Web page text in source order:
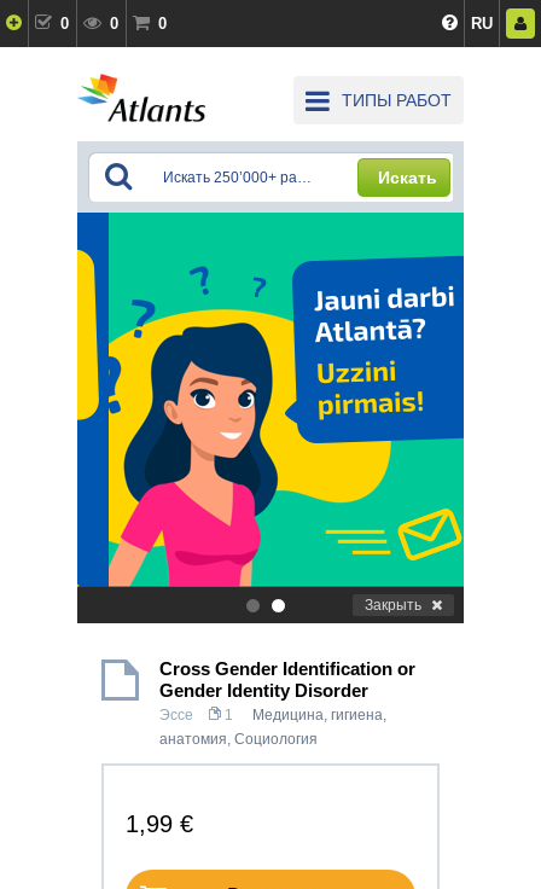
0 0 0 RU
ТИПЫ РАБОТ
Искать
. Закрыть
Cross Gender Identification or
Gender Identity Disorder
Эссе 1
Медицина, гигиена,
анатомия, Социология
1,99 €